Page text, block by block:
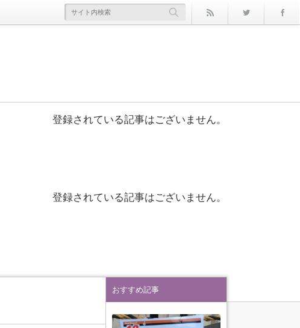
登録されている記事はございません。
登録されている記事はございません。
おすすめ記事